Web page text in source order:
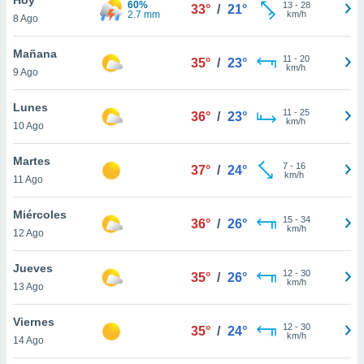
y
en
más
de
8 Ago
60%
2.7 mm
33° / 21° 13- 28
km/h
Mañana
9 Ago
35° / 23° 11 - 20
km/h
Lunes
10 Ago
36° / 23° 11 - 25
km/h
Martes
11 Ago
37° / 24° 7- 16
km/h
Miércoles
12 Ago
36° / 26° 15- 34
km/h
Jueves
13 Ago
35° / 26° 12- 30
km/h
Viernes
14 Ago
35° / 24° 12- 30
km/h